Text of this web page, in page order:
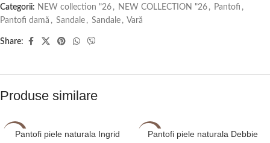
Categorii: NEW collection "26 , NEW COLLECTION "26 , Pantofi ,
Pantofi damă , Sandale , Sandale , Vară
Share:
Produse similare
-2%Pantofi piele naturala Ingrid -2%
Pantofi piele naturala Debbie